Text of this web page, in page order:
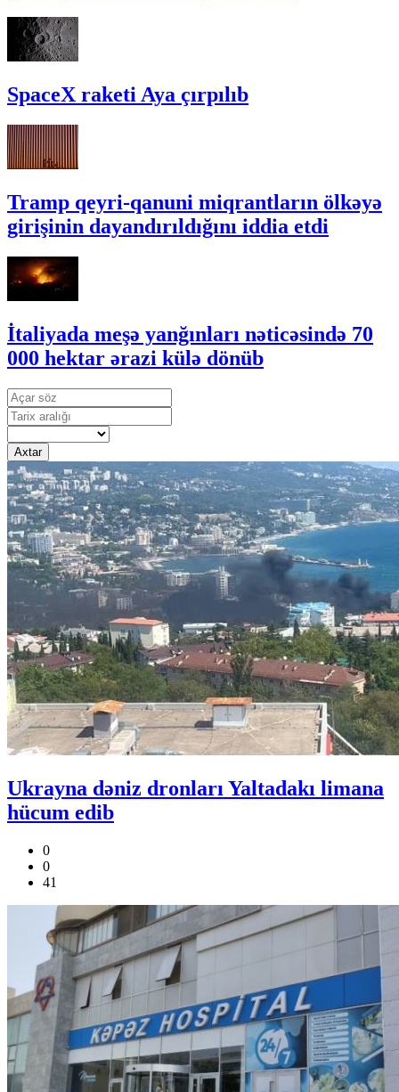
SpaceX raketi Aya çırpılıb
Tramp qeyri-qanuni miqrantların ölkəyə
girişinin dayandırıldığını iddia etdi
İtaliyada meşə yanğınları nəticəsində 70
000 hektar ərazi külə dönüb
Axtar
Ukrayna dəniz dronları Yaltadakı limana
hücum edib
0
0
41